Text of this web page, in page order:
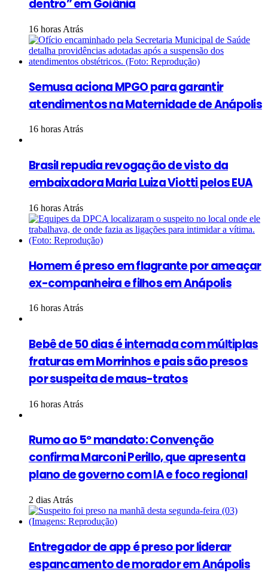
dentro” em Goiânia
16 horas Atrás
Semusa aciona MPGO para garantir
atendimentos na Maternidade de Anápolis
16 horas Atrás
Brasil repudia revogação de visto da
embaixadora Maria Luiza Viotti pelos EUA
16 horas Atrás
Homem é preso em flagrante por ameaçar
ex-companheira e filhos em Anápolis
16 horas Atrás
Bebê de 50 dias é internada com múltiplas
fraturas em Morrinhos e pais são presos
por suspeita de maus-tratos
16 horas Atrás
Rumo ao 5º mandato: Convenção
confirma Marconi Perillo, que apresenta
plano de governo com IA e foco regional
2 dias Atrás
Entregador de app é preso por liderar
espancamento de morador em Anápolis